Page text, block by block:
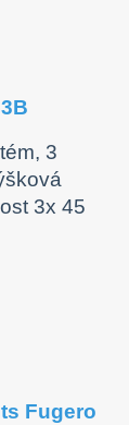
3
3x 45
Fugero